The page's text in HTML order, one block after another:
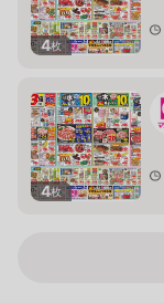
4枚
4枚